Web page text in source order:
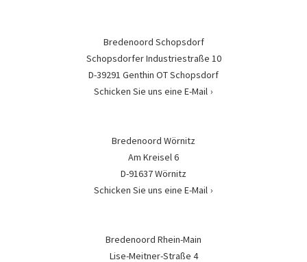
Bredenoord Schopsdorf
Schopsdorfer Industriestraße 10
D-39291 Genthin OT Schopsdorf
Schicken Sie uns eine E-Mail
Bredenoord Wörnitz
Am Kreisel 6
D-91637 Wörnitz
Schicken Sie uns eine E-Mail
Bredenoord Rhein-Main
Lise-Meitner-Straße 4